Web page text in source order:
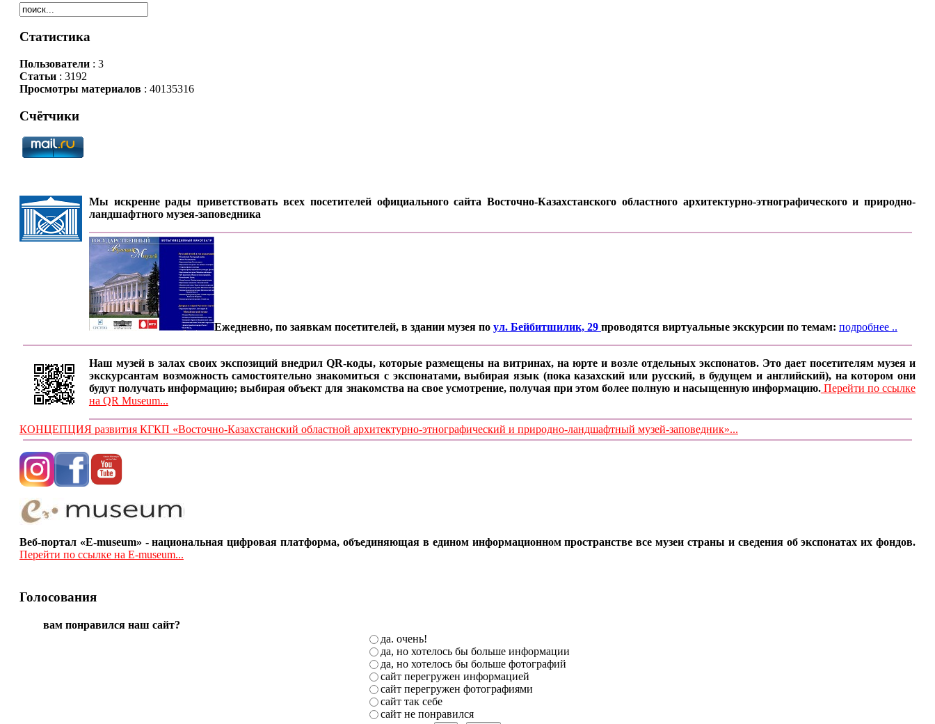
Статистика
Пользователи: 3
Статьи: 3192
Просмотры материалов: 40135316
Счётчики
Мы искренне рады приветствовать всех посетителей официального сайта Восточно-Казахстанского областного архитектурно-этнографического и природно-
ландшафтного музея-заповедника
Ежедневно, по заявкам посетителей, в здании музея по ул. Бейбитшилик, 29 проводятся виртуальные экскурсии по темам: подробнее ..
Наш музей в залах своих экспозиций внедрил QR-коды, которые размещены на витринах, на юрте и возле отдельных экспонатов. Это дает посетителям музея и
экскурсантам возможность самостоятельно знакомиться с экспонатами, выбирая язык (пока казахский или русский, в будущем и английский), на котором они
будут получать информацию; выбирая объект для знакомства на свое усмотрение, получая при этом более полную и насыщенную информацию.Перейти по ссылке
на QR Museum...
КОНЦЕПЦИЯ развития КГКП «Восточно-Казахстанский областной архитектурно-этнографический и природно-ландшафтный музей-заповедник»...
Веб-портал «E-museum» - национальная цифровая платформа, объединяющая в едином информационном пространстве все музеи страны и сведения об экспонатах их фондов.
Перейти по ссылке на E-museum...
Голосования
вам понравился наш сайт?
да. очень!
да, но хотелось бы больше информации
да, но хотелось бы больше фотографий
сайт перегружен информацией
сайт перегружен фотографиями
сайт так себе
сайт не понравился